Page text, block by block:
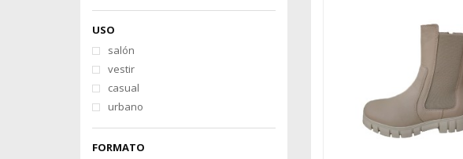
USO
salón
vestir
casual
urbano
FORMATO